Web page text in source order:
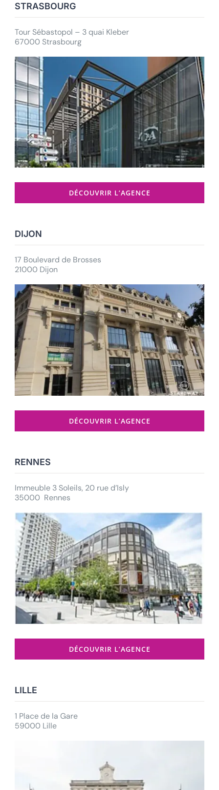
STRASBOURG
Tour Sébastopol – 3 quai Kleber
67000 Strasbourg
DÉCOUVRIR L’AGENCE
DIJON
17 Boulevard de Brosses
21000 Dijon
DÉCOUVRIR L’AGENCE
RENNES
Immeuble 3 Soleils, 20 rue d’Isly
35000 Rennes
DÉCOUVRIR L’AGENCE
LILLE
1 Place de la Gare
59000 Lille